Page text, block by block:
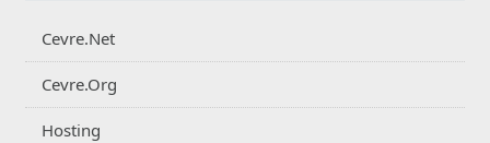
Cevre.Net
Cevre.Org
Hosting